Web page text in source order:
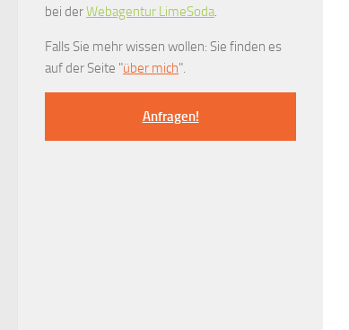
bei derWebagentur LimeSoda.
Falls Sie mehr wissen wollen: Sie finden es
auf der Seite "über mich".
Anfragen!